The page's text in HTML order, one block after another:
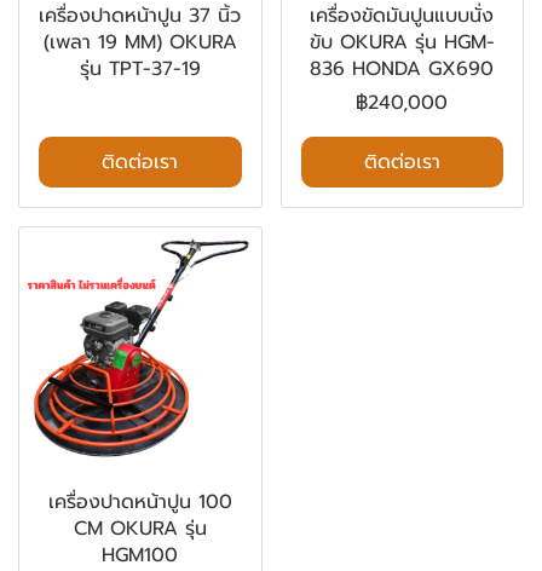
เครื่องปาดหน้าปูน 37 นิ้ว
(เพลา 19 MM) OKURA
รุ่น TPT-37-19
ติดต่อเรา
เครื่องขัดมันปูนแบบนั่ง
ขับ OKURA รุ่น HGM-
836 HONDA GX690
฿240,000
ติดต่อเรา
เครื่องปาดหน้าปูน 100
CM OKURA รุ่น
HGM100